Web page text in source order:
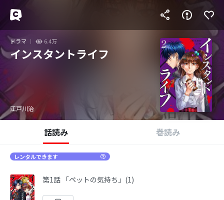
ドラマ 6.4万
インスタントライフ
江戸川治
話読み 巻読み
レンタルできます
第1話 「ペットの気持ち」(1)